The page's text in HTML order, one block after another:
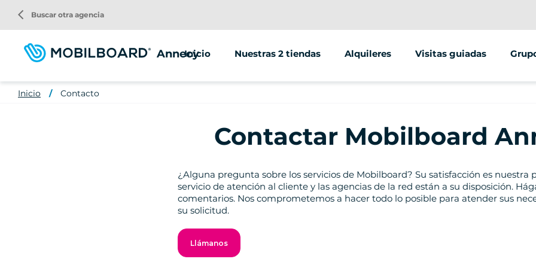
contenido
principal
Annecy
Inicio Nuestras 2 tiendas
4 Rue Camille Dunant
Alquileres
Alquiler de bicicletas
Alquiler de scooters
Visitas guiadas
Segway tours
Rutas a pie
Tarjeta regalo
EVG/
ESC
arrow_back_ios Buscar otra agencia
Inicio Contacto
Contactar Mobilboard
¿Alguna pregunta sobre los servicios de Mobilboard? Su satisfacción es nuestra
servicio de atención al cliente y las agencias de la red están a su disposición.
comentarios. Nos comprometemos a hacer todo lo posible para atender sus
su solicitud.
Llámanos